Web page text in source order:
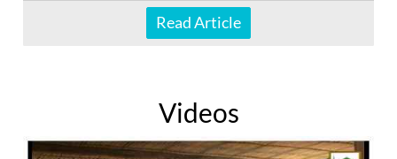
Read Article
Videos